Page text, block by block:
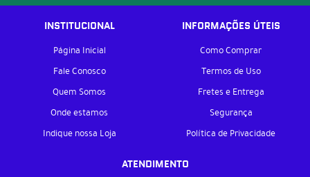
INSTITUCIONAL
Página Inicial
Fale Conosco
Quem Somos
Onde estamos
Indique nossa Loja
INFORMAÇÕES ÚTEIS
Como Comprar
Termos de Uso
Fretes e Entrega
Segurança
Política de Privacidade
ATENDIMENTO